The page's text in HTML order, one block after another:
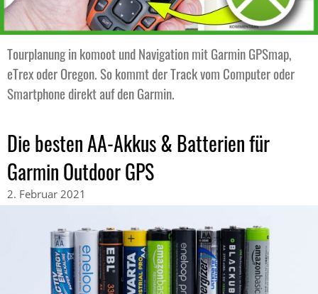
Tourplanung in komoot und Navigation mit Garmin GPSmap,
eTrex oder Oregon. So kommt der Track vom Computer oder
Smartphone direkt auf den Garmin.
Die besten AA-Akkus & Batterien für
Garmin Outdoor GPS
2. Februar 2021